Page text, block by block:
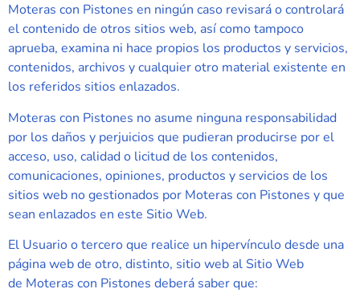
Moteras con Pistones en ningún caso revisará o controlará
el contenido de otros sitios web, así como tampoco
aprueba, examina ni hace propios los productos y servicios,
contenidos, archivos y cualquier otro material existente en
los referidos sitios enlazados.
Moteras con Pistones no asume ninguna responsabilidad
por los daños y perjuicios que pudieran producirse por el
acceso, uso, calidad o licitud de los contenidos,
comunicaciones, opiniones, productos y servicios de los
sitios web no gestionados por Moteras con Pistones y que
sean enlazados en este Sitio Web.
El Usuario o tercero que realice un hipervínculo desde una
página web de otro, distinto, sitio web al Sitio Web
de Moteras con Pistones deberá saber que: